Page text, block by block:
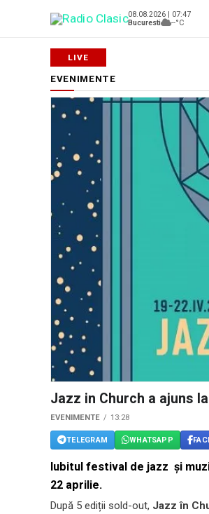
08.08.2026 | 07:47
Bucuresti
--°C
EVENIMENTE
Jazz in Church a ajuns
EVENIMENTE 13:28
TELEGRAM WHATSAPP
Iubitul festival de jazz și
22 aprilie.
După 5 ediții sold-out, Jazz în